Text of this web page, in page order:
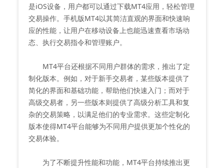
是iOS设备，用户都可以通过下载MT4应用，轻松管理
交易操作。手机版MT4以其简洁直观的界面和快速响
应的性能，让用户在移动设备上也能迅速查看市场动
态、执行交易指令和管理账户。
MT4平台还根据不同用户群体的需求，推出了定
制化版本。例如，对于新手交易者，某些版本提供了
简化的界面和基础功能，帮助他们快速入门；而对于
高级交易者，另一些版本则提供了高级分析工具和复
杂的交易策略，以满足他们的专业需求。这些定制化
版本使得MT4平台能够为不同用户提供更加个性化的
交易体验。
为了不断提升性能和功能，MT4平台持续推出更